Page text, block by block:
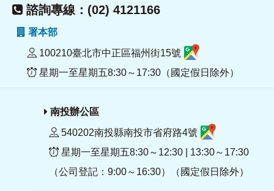
諮詢專線：(02) 4121166
署本部
100210臺北市中正區福州街15號
星期一至星期五8:30～17:30（國定假日除外）
南投辦公區
540202南投縣南投市省府路4號
星期一至星期五8:30～12:30 | 13:30～17:30
（公司登記：9:00～16:30）（國定假日除外）